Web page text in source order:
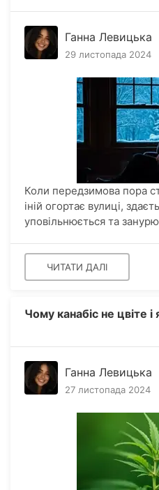
Ганна Левицька
29 листопада 2024
Коли передзимова пора
іній огортає вулиці,
уповільнюється та
ЧИТАТИ ДАЛІ
Чому канабіс не цвіте
Ганна Левицька
27 листопада 2024